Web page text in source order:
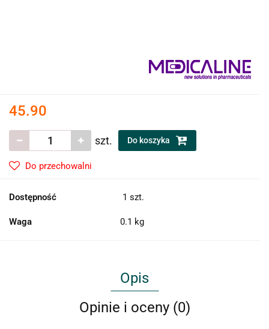
45.90
szt. Do koszyka
Do przechowalni
Dostępność 1 szt.
Waga 0.1 kg
Opis
Opinie i oceny (0)